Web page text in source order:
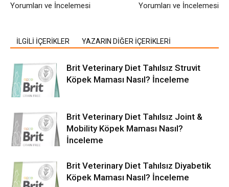
Yorumları ve İncelemesi
Yorumları ve İncelemesi
İLGİLİ İÇERİKLER YAZARIN DİĞER İÇERİKLERİ
Brit Veterinary Diet Tahılsız Struvit
Köpek Maması Nasıl? İnceleme
Brit Veterinary Diet Tahılsız Joint &
Mobility Köpek Maması Nasıl?
İnceleme
Brit Veterinary Diet Tahılsız Diyabetik
Köpek Maması Nasıl? İnceleme